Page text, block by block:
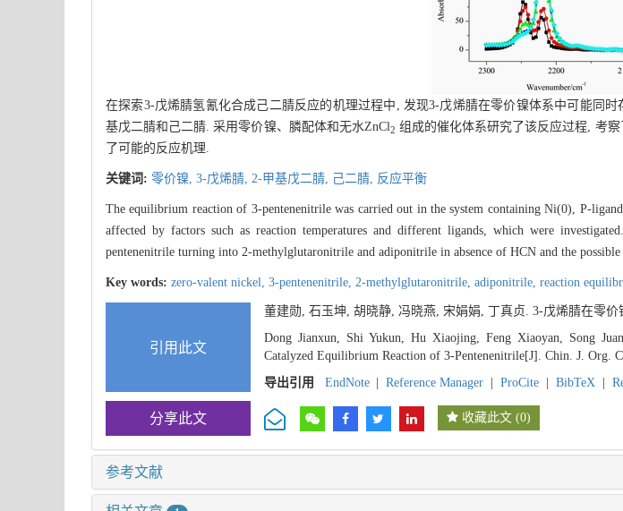
在探索3-戊烯腈氢氰化合成己二腈反应的机理过程中, 发现3-戊烯腈在零价镍体系中可能同
基戊二腈和己二腈. 采用零价镍、膦配体和无水ZnCl2 组成的催化体系研究了该反应过程, 考
了可能的反应机理.
关键词: 零价镍, 3-戊烯腈, 2-甲基戊二腈, 己二腈, 反应平衡
The equilibrium reaction of 3-pentenenitrile was carried out in the system containing Ni(0), P-
affected by factors such as reaction temperatures and different ligands, which were
pentenenitrile turning into 2-methylglutaronitrile and adiponitrile in absence of HCN and the possible
Key words: zero-valent nickel, 3-pentenenitrile, 2-methylglutaronitrile, adiponitrile, reaction
引用此文
董建勋, 石玉坤, 胡晓静, 冯晓燕, 宋娟娟, 丁真贞. 3-戊烯腈在零
Dong Jianxun, Shi Yukun, Hu Xiaojing, Feng Xiaoyan, Song
Catalyzed Equilibrium Reaction of 3-Pentenenitrile[J]. Chin. J. Org.
导出引用
EndNote Reference Manager ProCite BibTeX
分享此文 收藏此文 (0)
参考文献